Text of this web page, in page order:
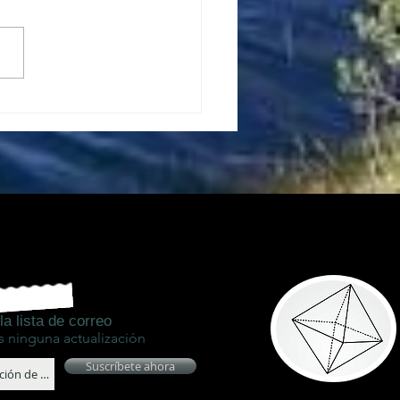
lista de correo
ninguna actualización
Suscríbete ahora